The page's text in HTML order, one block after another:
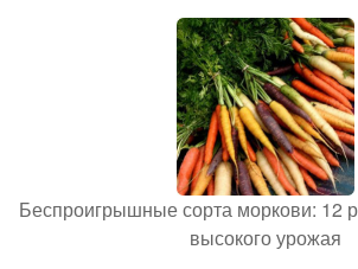
Беспроигрышные сорта моркови: 12
высокого урожая